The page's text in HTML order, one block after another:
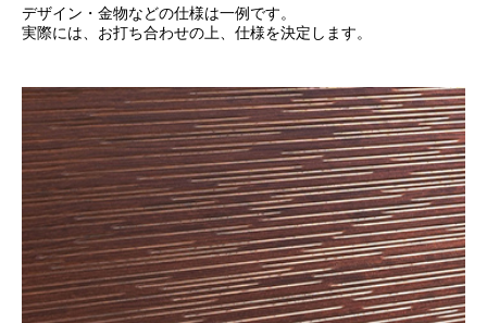
デザイン・金物などの仕様は一例です。
実際には、お打ち合わせの上、仕様を決定します。